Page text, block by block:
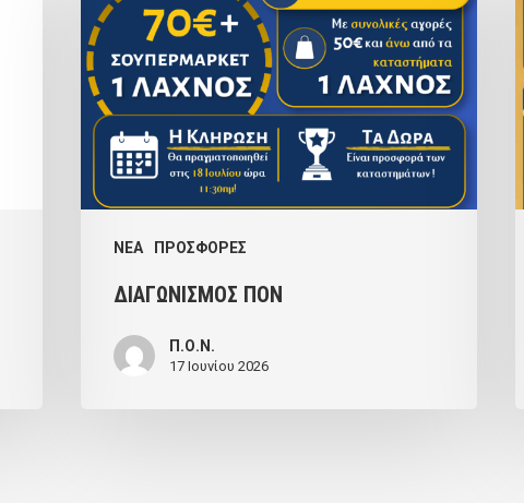
NEA ΠΡΟΣΦΟΡΕΣ
ΔΙΑΓΩΝΙΣΜΟΣ ΠΟΝ
Π.Ο.Ν.
17 Ιουνίου 2026